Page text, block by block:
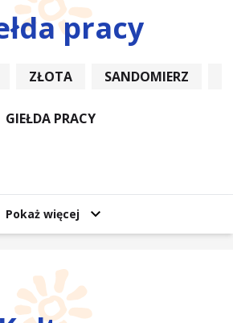
pracy
ZŁOTA SANDOMIERZ
GIEŁDA PRACY
Pokaż więcej